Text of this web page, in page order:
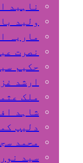
ناہید
ولید
ماریہ
نصرت
حکیم
ارشد
ملک
شاہد
دلیپ
محمد
سید